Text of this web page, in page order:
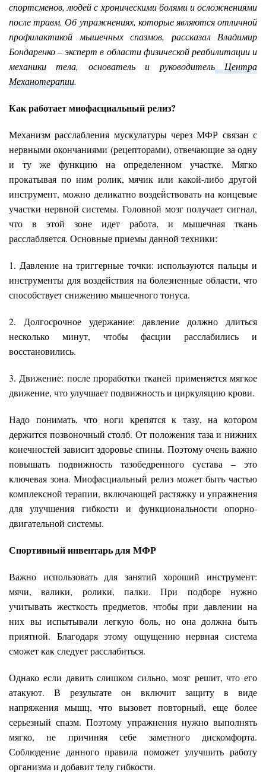
спортсменов, людей с хроническими болями и осложнениями
после травм. Об упражнениях, которые являются отличной
профилактикой мышечных спазмов, рассказал Владимир
Бондаренко – эксперт в области физической реабилитации и
механики тела, основатель и руководитель
Центра
Механотерапии.
Как работает миофасциальный релиз?
Механизм расслабления мускулатуры через МФР связан с
нервными окончаниями (рецепторами), отвечающие за одну
и ту же функцию на определенном участке. Мягко
прокатывая по ним ролик, мячик или какой-либо другой
инструмент, можно деликатно воздействовать на концевые
участки нервной системы. Головной мозг получает сигнал,
что в этой зоне идет работа, и мышечная ткань
расслабляется. Основные приемы данной техники:
1. Давление на триггерные точки: используются пальцы и
инструменты для воздействия на болезненные области, что
способствует снижению мышечного тонуса.
2. Долгосрочное удержание: давление должно длиться
несколько минут, чтобы фасции расслабились и
восстановились.
3. Движение: после проработки тканей применяется мягкое
движение, что улучшает подвижность и циркуляцию крови.
Надо понимать, что ноги крепятся к тазу, на котором
держится позвоночный столб. От положения таза и нижних
конечностей зависит здоровье спины. Поэтому очень важно
повышать подвижность тазобедренного сустава – это
ключевая зона. Миофасциальный релиз может быть частью
комплексной терапии, включающей растяжку и упражнения
для улучшения гибкости и функциональности опорно-
двигательной системы.
Спортивный инвентарь для МФР
Важно использовать для занятий хороший инструмент:
мячи, валики, ролики, палки. При подборе нужно
учитывать жесткость предметов, чтобы при давлении на
них вы испытывали легкую боль, но она должна быть
приятной. Благодаря этому ощущению нервная система
сможет как следует расслабиться.
Однако если давить слишком сильно, мозг решит, что его
атакуют. В результате он включит защиту в виде
напряжения мышц, что вызовет повторный, еще более
серьезный спазм. Поэтому упражнения нужно выполнять
мягко, не причиняя себе заметного дискомфорта.
Соблюдение данного правила поможет улучшить работу
организма и добавит телу гибкости.